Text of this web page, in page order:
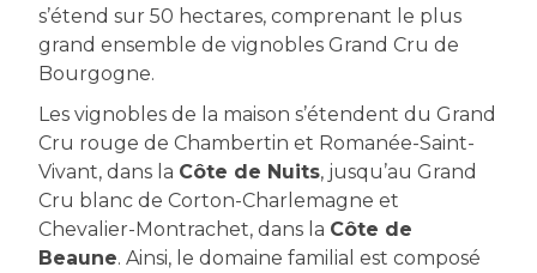
s’étend sur 50 hectares, comprenant le plus
grand ensemble de vignobles Grand Cru de
Bourgogne.
Les vignobles de la maison s’étendent du Grand
Cru rouge de Chambertin et Romanée-Saint-
Vivant, dans la Côte de Nuits, jusqu’au Grand
Cru blanc de Corton-Charlemagne et
Chevalier-Montrachet, dans la Côte de
Beaune. Ainsi, le domaine familial est composé